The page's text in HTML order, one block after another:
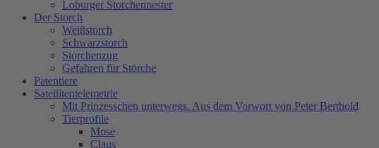
Loburger Storchennester
Der Storch
Weißstorch
Schwarzstorch
Storchenzug
Gefahren für Störche
Patentiere
Satellitentelemetrie
Mit Prinzesschen unterwegs. Aus dem Vorwort von Peter Berthold
Tierprofile
Mose
Claus